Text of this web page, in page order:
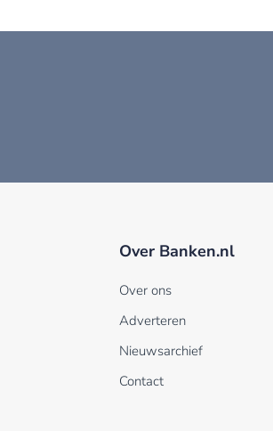
Over Banken.nl
Over ons
Adverteren
Nieuwsarchief
Contact